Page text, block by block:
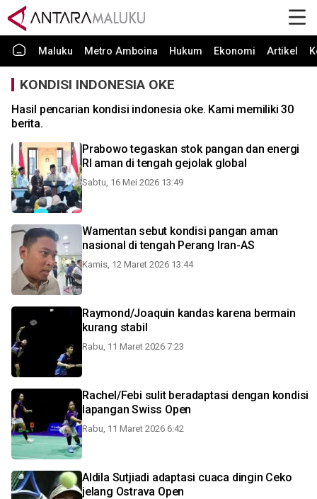
Maluku Metro Amboina Hukum Ekonomi Artikel
KONDISI INDONESIA OKE
Hasil pencarian kondisi indonesia oke. Kami memiliki 30
berita.
Prabowo tegaskan stok pangan dan energi
RI aman di tengah gejolak global
Sabtu, 16 Mei 2026 13:49
Wamentan sebut kondisi pangan aman
nasional di tengah Perang Iran-AS
Kamis, 12 Maret 2026 13:44
Raymond/Joaquin kandas karena bermain
kurang stabil
Rabu, 11 Maret 2026 7:23
Rachel/Febi sulit beradaptasi dengan kondisi
lapangan Swiss Open
Rabu, 11 Maret 2026 6:42
Aldila Sutjiadi adaptasi cuaca dingin Ceko
jelang Ostrava Open